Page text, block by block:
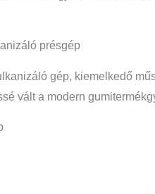
gép, kiemelkedő
vált a modern